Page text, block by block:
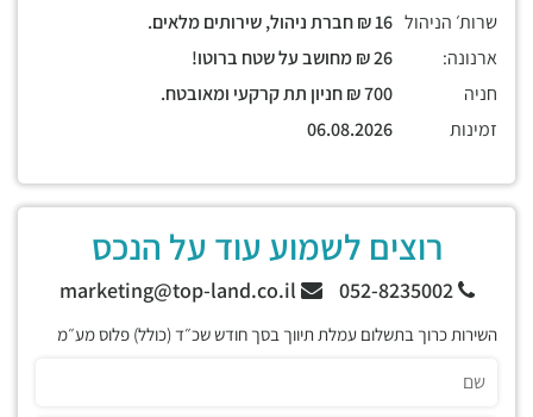
שרות׳ הניהול
ארנונה:
חניה
זמינות
רוצים לשמוע עוד על הנכס
052-8235002
השירות כרוך בתשלום עמלת תיווך בסך חודש שכ״ד (כולל) פלוס מע״מ